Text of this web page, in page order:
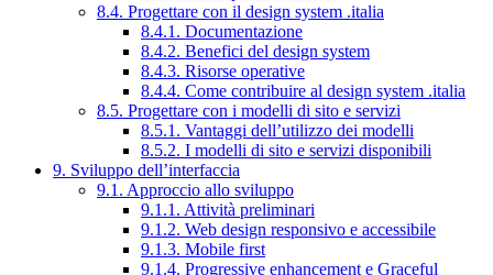
8.4. Progettare con il design system .italia
8.4.1. Documentazione
8.4.2. Benefici del design system
8.4.3. Risorse operative
8.4.4. Come contribuire al design system .italia
8.5. Progettare con i modelli di sito e servizi
8.5.1. Vantaggi dell’utilizzo dei modelli
8.5.2. I modelli di sito e servizi disponibili
9. Sviluppo dell’interfaccia
9.1. Approccio allo sviluppo
9.1.1. Attività preliminari
9.1.2. Web design responsivo e accessibile
9.1.3. Mobile first
9.1.4. Progressive enhancement e Graceful